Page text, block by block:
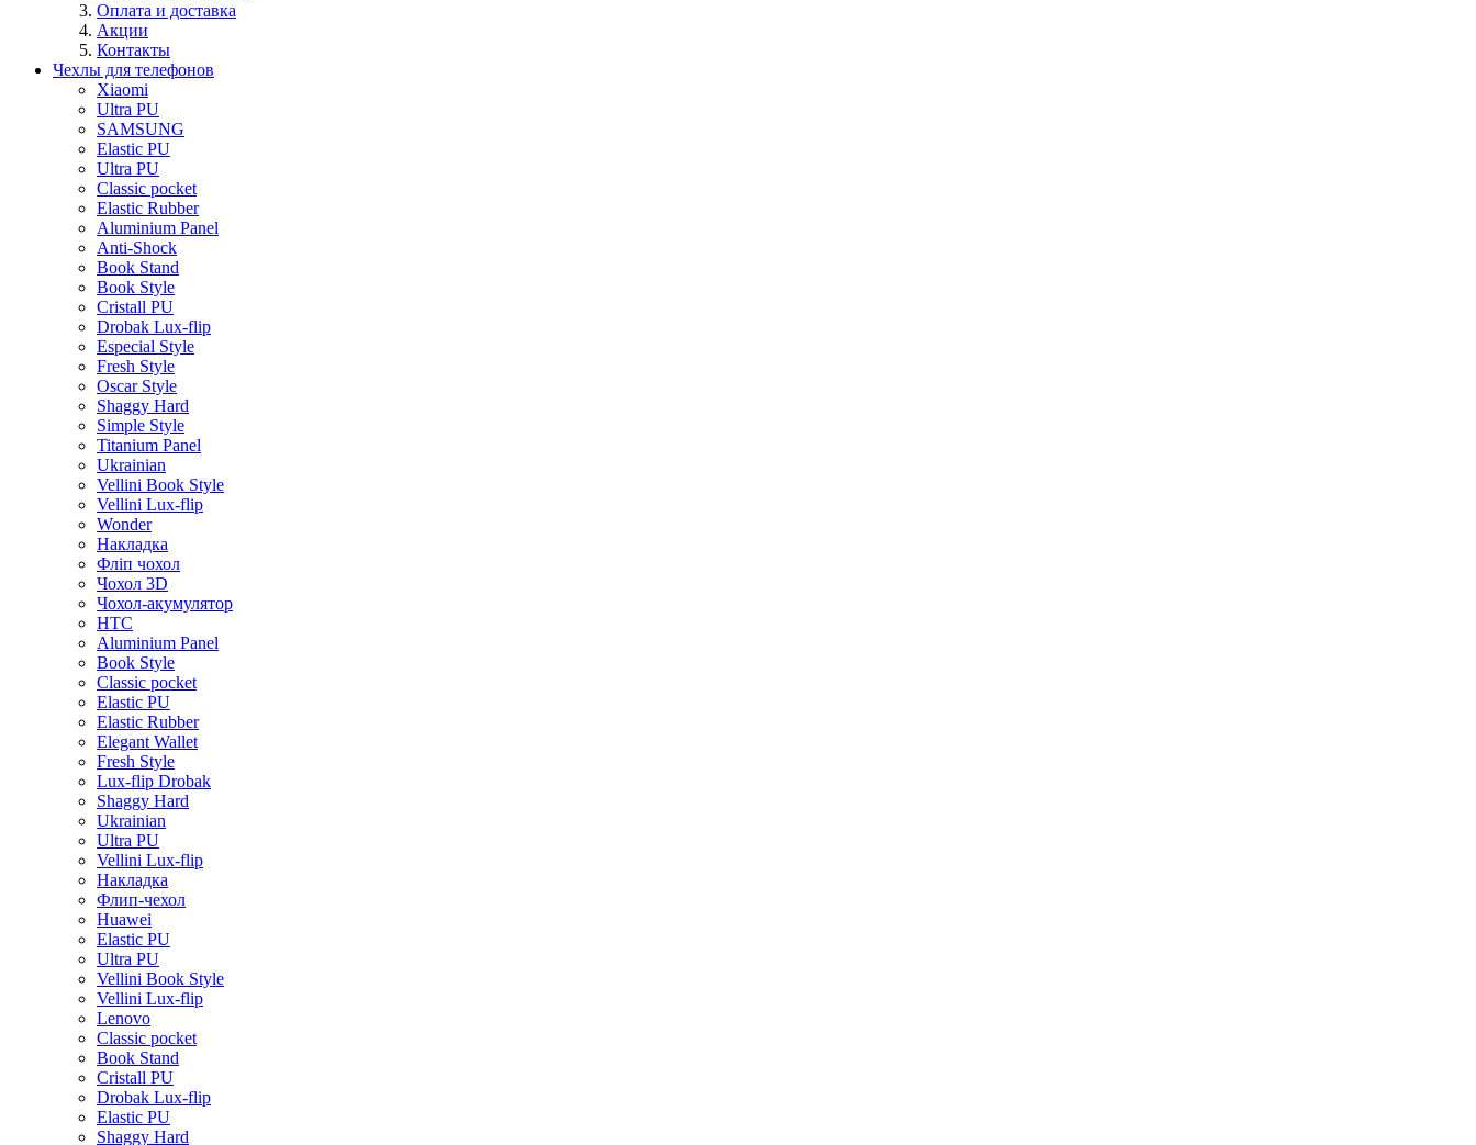
Оплата и доставка
Акции
Контакты
Чехлы для телефонов
Xiaomi
Ultra PU
SAMSUNG
Elastic PU
Ultra PU
Classic pocket
Elastic Rubber
Aluminium Panel
Anti-Shock
Book Stand
Book Style
Cristall PU
Drobak Lux-flip
Especial Style
Fresh Style
Oscar Style
Shaggy Hard
Simple Style
Titanium Panel
Ukrainian
Vellini Book Style
Vellini Lux-flip
Wonder
Накладка
Фліп чохол
Чохол 3D
Чохол-акумулятор
HTC
Aluminium Panel
Book Style
Classic pocket
Elastic PU
Elastic Rubber
Elegant Wallet
Fresh Style
Lux-flip Drobak
Shaggy Hard
Ukrainian
Ultra PU
Vellini Lux-flip
Накладка
Флип-чехол
Huawei
Elastic PU
Ultra PU
Vellini Book Style
Vellini Lux-flip
Lenovo
Classic pocket
Book Stand
Cristall PU
Drobak Lux-flip
Elastic PU
Shaggy Hard